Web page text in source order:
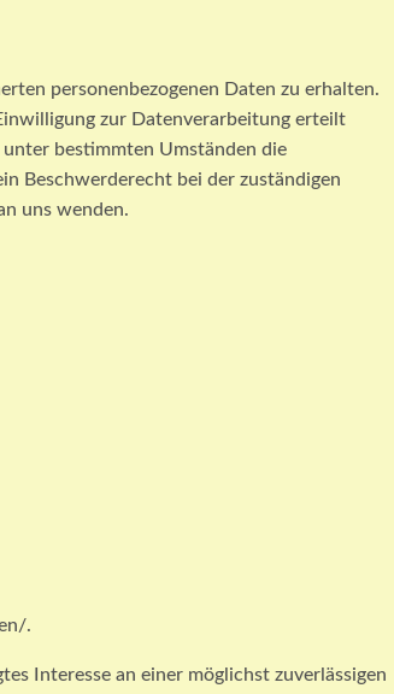
personenbezogenen Daten zu erhalten.
zur Datenverarbeitung erteilt
bestimmten Umständen die
Beschwerderecht bei der zuständigen
uns wenden.
.
Interesse an einer möglichst zuverlässigen